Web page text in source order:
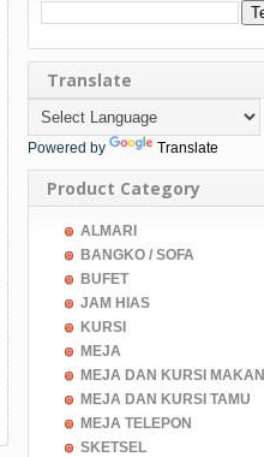
Translate
Powered by Translate
Product Category
ALMARI
BANGKO / SOFA
BUFET
JAM HIAS
KURSI
MEJA
MEJA DAN KURSI MAKAN
MEJA DAN KURSI TAMU
MEJA TELEPON
SKETSEL